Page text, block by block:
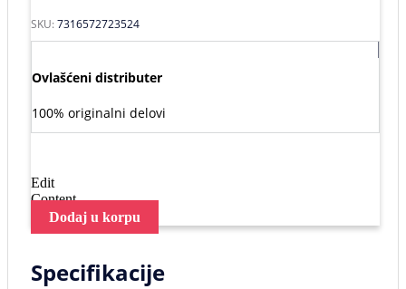
SKU:7316572723524
Ovlašćeni distributer
100% originalni delovi
Edit
Content
Dodaj u korpu
Specifikacije